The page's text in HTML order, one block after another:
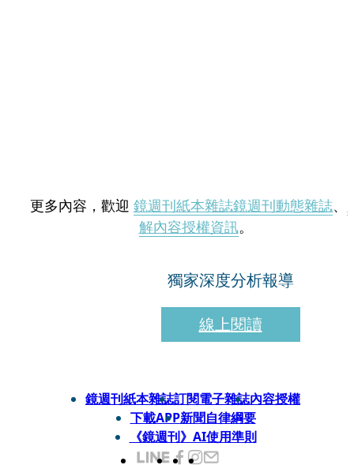
更多內容，歡迎 鏡週刊紙本雜誌鏡週刊動態雜誌、
解內容授權資訊。
獨家深度分析報導
線上閱讀
鏡週刊紙本雜誌訂閱電子雜誌內容授權
下載APP新聞自律綱要
《鏡週刊》AI使用準則